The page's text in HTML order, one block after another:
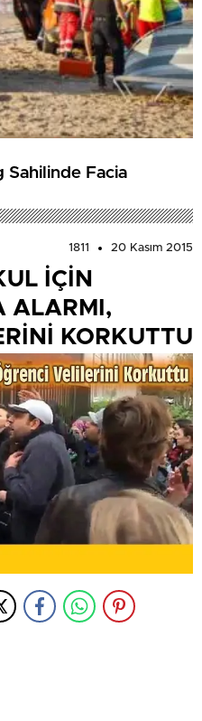
Sahilinde Facia
1811 20 Kasım 2015
İÇİN
ALARMI,
KORKUTTU